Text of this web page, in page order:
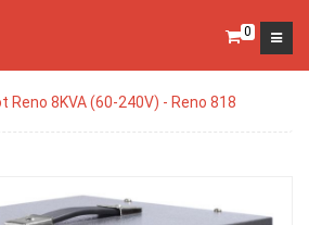
0
Reno 8KVA (60-240V) - Reno 818